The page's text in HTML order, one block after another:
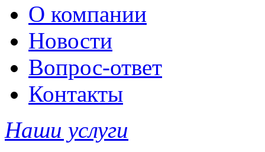
О компании
Новости
Вопрос-ответ
Контакты
Наши услуги